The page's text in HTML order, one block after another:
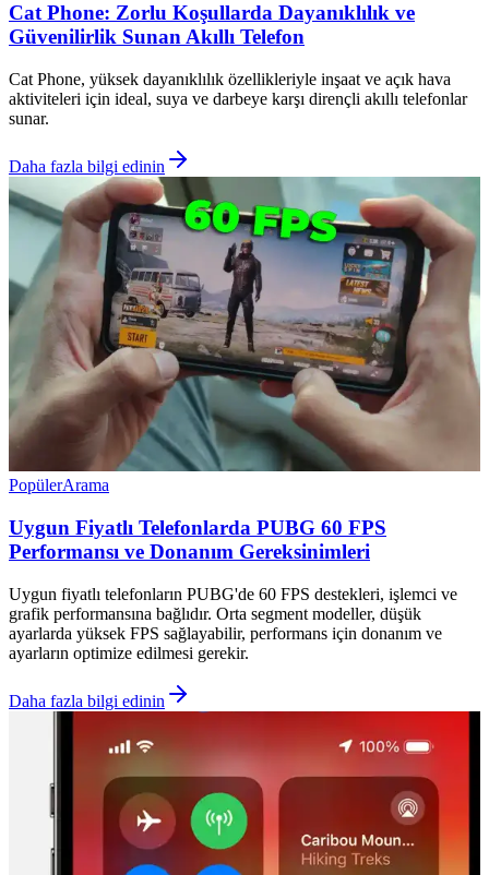
Cat Phone: Zorlu Koşullarda Dayanıklılık ve
Güvenilirlik Sunan Akıllı Telefon
Cat Phone, yüksek dayanıklılık özellikleriyle inşaat ve açık hava
aktiviteleri için ideal, suya ve darbeye karşı dirençli akıllı telefonlar
sunar.
Daha fazla bilgi edinin
PopülerArama
Uygun Fiyatlı Telefonlarda PUBG 60 FPS
Performansı ve Donanım Gereksinimleri
Uygun fiyatlı telefonların PUBG'de 60 FPS destekleri, işlemci ve
grafik performansına bağlıdır. Orta segment modeller, düşük
ayarlarda yüksek FPS sağlayabilir, performans için donanım ve
ayarların optimize edilmesi gerekir.
Daha fazla bilgi edinin